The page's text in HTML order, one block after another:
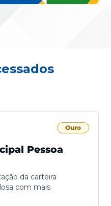
Ouro
Pessoa
da carteira
com mais